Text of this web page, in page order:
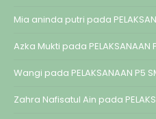
Mia aninda putri pada
Azka Mukti pada PELAKSANAAN
Wangi pada PELAKSANAAN P5
Zahra Nafisatul Ain pada